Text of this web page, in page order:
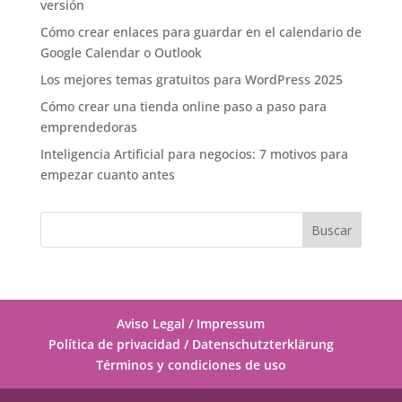
versión
Cómo crear enlaces para guardar en el calendario de
Google Calendar o Outlook
Los mejores temas gratuitos para WordPress 2025
Cómo crear una tienda online paso a paso para
emprendedoras
Inteligencia Artificial para negocios: 7 motivos para
empezar cuanto antes
Aviso Legal / Impressum
Política de privacidad / Datenschutzterklärung
Términos y condiciones de uso